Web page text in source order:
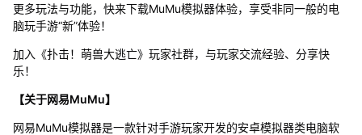
更多玩法与功能，快来下载MuMu模拟器体验，享受非同一般的电
脑玩手游“新”体验！
加入《扑击！萌兽大逃亡》玩家社群，与玩家交流经验、分享快
乐！
【关于网易MuMu】
网易MuMu模拟器是一款针对手游玩家开发的安卓模拟器类电脑软